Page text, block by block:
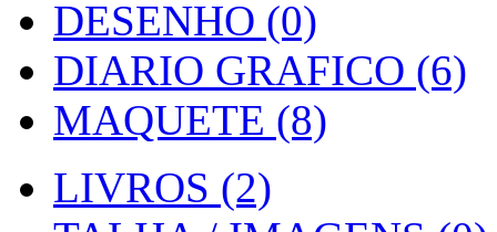
DESENHO (0)
DIARIO GRAFICO (6)
MAQUETE (8)
LIVROS (2)